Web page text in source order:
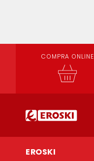
COMPRA ONLINE
EROSKI